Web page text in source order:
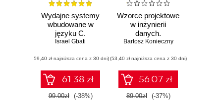
Wydajne systemy
wbudowane w
języku C.
Niskopoziomowe
mikrokontrolerów
ARM
Israel Gbati
(59,40 zł najniższa cena z 30 dni)
61.38 zł
99.00zł (-38%)
Wzorce projektowe
w inżynierii
danych.
Sprawdzone
praktyki
Bartosz Konieczny
(53,40 zł najniższa cena z 30 dni)
56.07 zł
89.00zł (-37%)